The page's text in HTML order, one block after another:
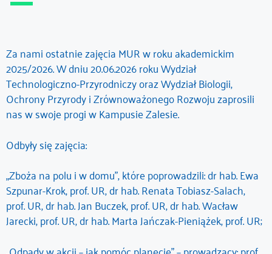
Za nami ostatnie zajęcia MUR w roku akademickim
2025/2026. W dniu 20.06.2026 roku Wydział
Technologiczno-Przyrodniczy oraz Wydział Biologii,
Ochrony Przyrody i Zrównoważonego Rozwoju zaprosili
nas w swoje progi w Kampusie Zalesie.
Odbyły się zajęcia:
„Zboża na polu i w domu”, które poprowadzili: dr hab. Ewa
Szpunar-Krok, prof. UR, dr hab. Renata Tobiasz-Salach,
prof. UR, dr hab. Jan Buczek, prof. UR, dr hab. Wacław
Jarecki, prof. UR, dr hab. Marta Jańczak-Pieniążek, prof. UR;